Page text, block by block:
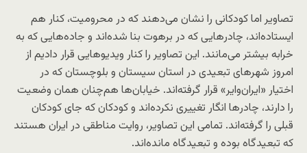
تصاویر اما کودکانی را نشان می‌دهند که در محرومیت، کنار هم
ایستاده‌اند، چادرهایی که در برهوت بنا شده‌اند و جاده‌هایی که به
خرابه بیشتر می‌مانند. این تصاویر را کنار ویدیوهایی قرار دادیم از
امروز شهرهای تبعیدی در استان سیستان و بلوچستان که در
اختیار «ایران‌وایر» قرار گرفته‌اند. خیابان‌ها هم‌چنان همان وضعیت
را دارند، چادرها انگار تغییری نکرده‌اند و کودکان که جای کودکان
قبلی را گرفته‌اند. تمامی این تصاویر، روایت مناطقی در ایران هستند
که تبعیدگاه بوده و تبعیدگاه مانده‌اند.